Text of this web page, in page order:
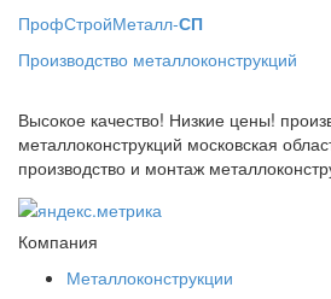
ПрофСтройМеталл-СП
Производство металлоконструкций
Высокое качество! Низкие цены!
металлоконструкций московская
производство и монтаж
Компания
Металлоконструкции